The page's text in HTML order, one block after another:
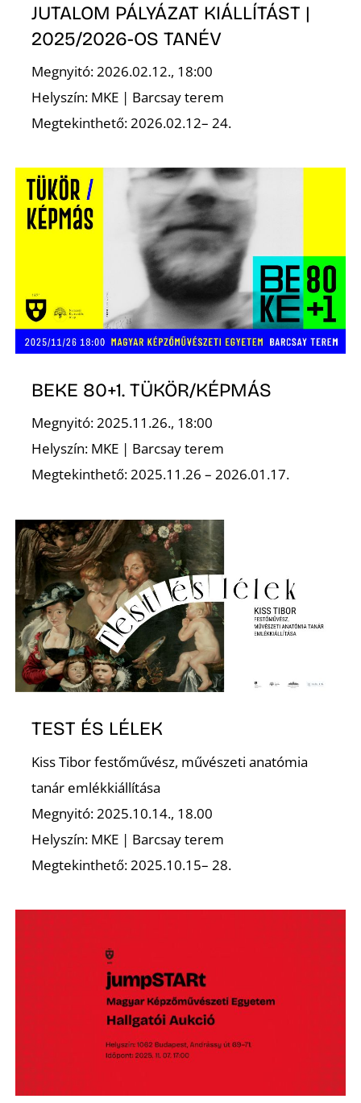
JUTALOM PÁLYÁZAT KIÁLLÍTÁST |
2025/2026-OS TANÉV
Megnyitó: 2026.02.12., 18:00
Helyszín: MKE | Barcsay terem
Megtekinthető: 2026.02.12– 24.
BEKE 80+1. TÜKÖR/KÉPMÁS
Megnyitó: 2025.11.26., 18:00
Helyszín: MKE | Barcsay terem
Megtekinthető: 2025.11.26 – 2026.01.17.
TEST ÉS LÉLEK
Kiss Tibor festőművész, művészeti anatómia
tanár emlékkiállítása
Megnyitó: 2025.10.14., 18.00
Helyszín: MKE | Barcsay terem
Megtekinthető: 2025.10.15– 28.